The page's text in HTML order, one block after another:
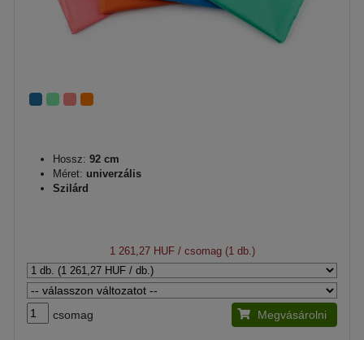
Hossz: 92 cm
Méret: univerzális
Szilárd
1 261,27 HUF/ csomag (1 db.)
csomag Megvásárolni